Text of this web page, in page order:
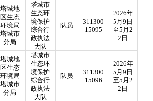
塔城地
区生态
环境局
塔城市
分局
塔城市
生态环
境保护
综合行
政执法
大队
队员
311300
15095
2026年
5月9日
至5月2
2日
塔城地
区生态
环境局
塔城市
分局
塔城市
生态环
境保护
综合行
政执法
大队
队员
311300
15096
2026年
5月9日
至5月2
2日